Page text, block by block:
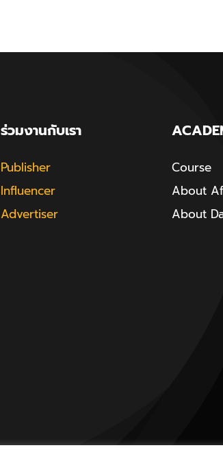
ร่วมงานกับเรา
Publisher
Influencer
Advertiser
Course
About
About